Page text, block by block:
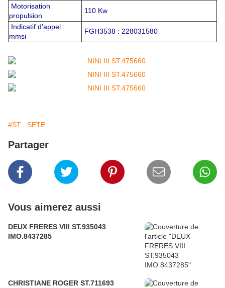
Motorisation
propulsion
110 Kw
Indicatif d'appel :
mmsi
FGH3538 : 228031580
#ST : SETE
Partager
Vous aimerez aussi
DEUX FRERES VIII ST.935043
IMO.8437285
CHRISTIANE ROGER ST.711693